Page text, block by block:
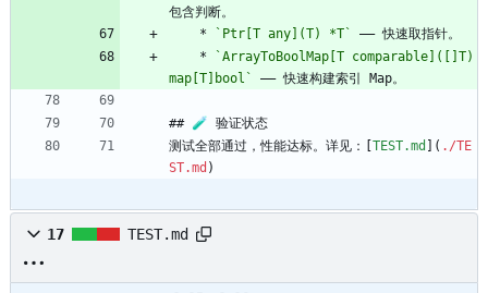
包含判断。
    *
`Ptr[T any](T) *T`
—— 快速取指针。
    *
`ArrayToBoolMap[T comparable]([]T)
map[T]bool`
—— 快速构建索引 Map。
## 🧪 验证状态
测试全部通过，性能达标。详见：[ TEST.md ]( ./TE
ST.md )
17 TEST.md